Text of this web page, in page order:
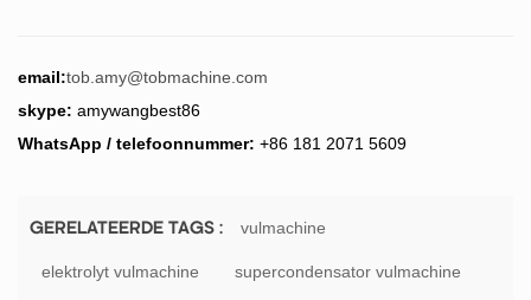
email:tob.amy@tobmachine.com
skype: amywangbest86
WhatsApp / telefoonnummer: +86 181 2071 5609
GERELATEERDE TAGS : vulmachine
elektrolyt vulmachine supercondensator vulmachine